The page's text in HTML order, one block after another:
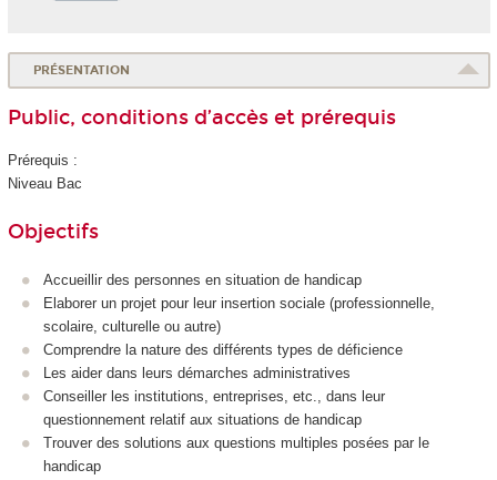
PRÉSENTATION
Public, conditions d’accès et prérequis
Prérequis :
Niveau Bac
Objectifs
Accueillir des personnes en situation de handicap
Elaborer un projet pour leur insertion sociale (professionnelle,
scolaire, culturelle ou autre)
Comprendre la nature des différents types de déficience
Les aider dans leurs démarches administratives
Conseiller les institutions, entreprises, etc., dans leur
questionnement relatif aux situations de handicap
Trouver des solutions aux questions multiples posées par le
handicap